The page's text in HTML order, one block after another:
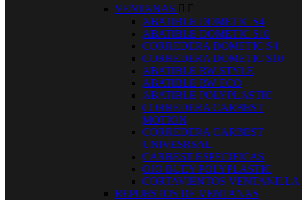
VENTANAS  
ABATIBLE DOMETIC S4
ABATIBLE DOMETIC S10
CORREDERA DOMETIC S4
CORREDERA DOMETIC S10
ABATIBLE RW STYLE
ABATIBLE RW ECO
ABATIBLE POLYPLASTIC
CORREDERA CARBEST
MOTION
CORREDERA CARBEST
UNIVESRSAL
CARBEST ESPECIFICAS
OJO BUEY POLYPLASTIC
CORTAVIENTOS VENTANILLA
REPUESTOS DE VENTANAS